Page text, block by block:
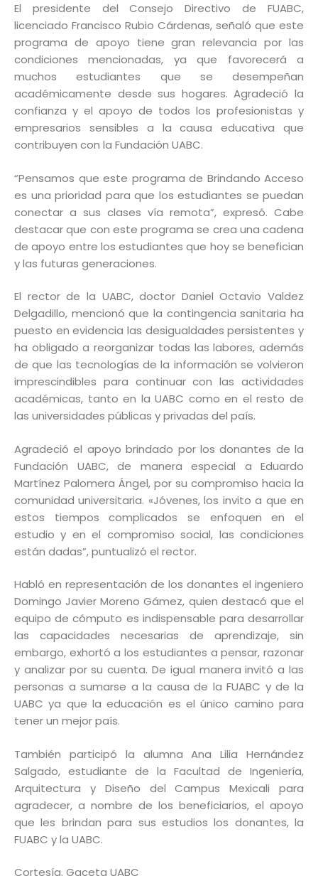
El presidente del Consejo Directivo de FUABC,
licenciado Francisco Rubio Cárdenas, señaló que este
programa de apoyo tiene gran relevancia por las
condiciones mencionadas, ya que favorecerá a
muchos estudiantes que se desempeñan
académicamente desde sus hogares. Agradeció la
confianza y el apoyo de todos los profesionistas y
empresarios sensibles a la causa educativa que
contribuyen con la Fundación UABC.
“Pensamos que este programa de Brindando Acceso
es una prioridad para que los estudiantes se puedan
conectar a sus clases vía remota”, expresó. Cabe
destacar que con este programa se crea una cadena
de apoyo entre los estudiantes que hoy se benefician
y las futuras generaciones.
El rector de la UABC, doctor Daniel Octavio Valdez
Delgadillo, mencionó que la contingencia sanitaria ha
puesto en evidencia las desigualdades persistentes y
ha obligado a reorganizar todas las labores, además
de que las tecnologías de la información se volvieron
imprescindibles para continuar con las actividades
académicas, tanto en la UABC como en el resto de
las universidades públicas y privadas del país.
Agradeció el apoyo brindado por los donantes de la
Fundación UABC, de manera especial a Eduardo
Martínez Palomera Ángel, por su compromiso hacia la
comunidad universitaria. «Jóvenes, los invito a que en
estos tiempos complicados se enfoquen en el
estudio y en el compromiso social, las condiciones
están dadas”, puntualizó el rector.
Habló en representación de los donantes el ingeniero
Domingo Javier Moreno Gámez, quien destacó que el
equipo de cómputo es indispensable para desarrollar
las capacidades necesarias de aprendizaje, sin
embargo, exhortó a los estudiantes a pensar, razonar
y analizar por su cuenta. De igual manera invitó a las
personas a sumarse a la causa de la FUABC y de la
UABC ya que la educación es el único camino para
tener un mejor país.
También participó la alumna Ana Lilia Hernández
Salgado, estudiante de la Facultad de Ingeniería,
Arquitectura y Diseño del Campus Mexicali para
agradecer, a nombre de los beneficiarios, el apoyo
que les brindan para sus estudios los donantes, la
FUABC y la UABC.
Cortesía. Gaceta UABC